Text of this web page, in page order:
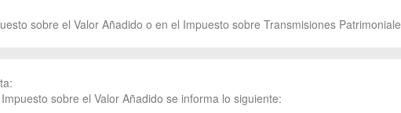
sobre el Valor Añadido o en el Impuesto sobre Transmisiones
sobre el Valor Añadido se informa lo siguiente: